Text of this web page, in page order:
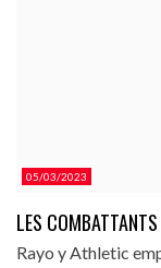
05/03/2023
LES COMBATTANTS
Rayo y Athletic